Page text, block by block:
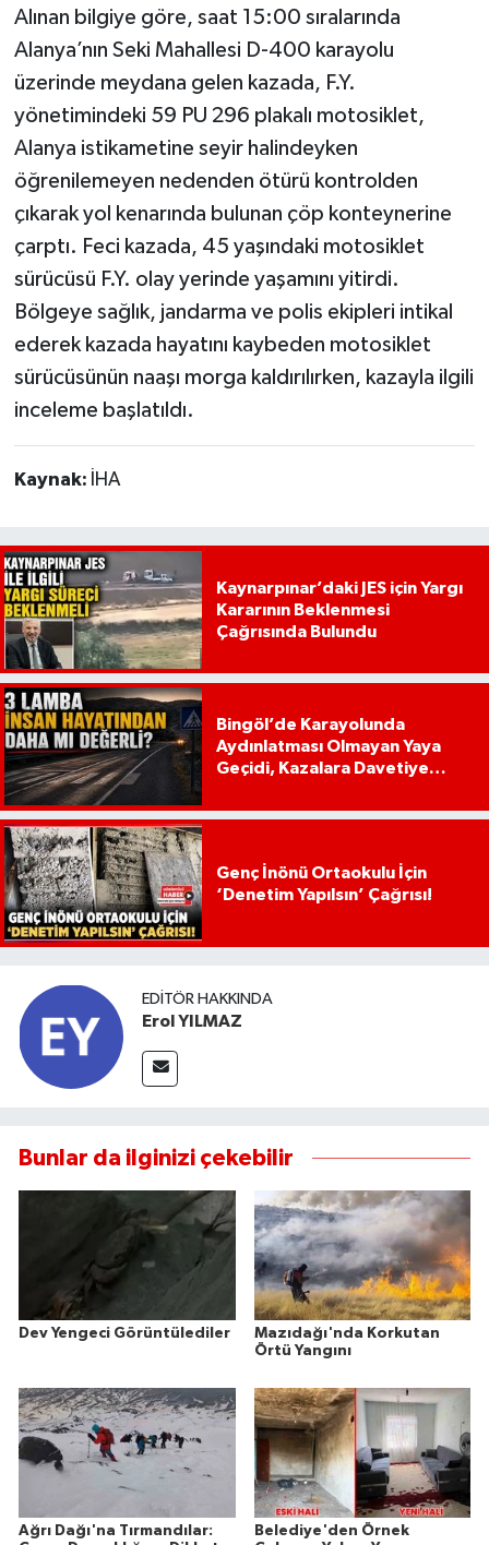
Alınan bilgiye göre, saat 15:00 sıralarında
Alanya’nın Seki Mahallesi D-400 karayolu
üzerinde meydana gelen kazada, F.Y.
yönetimindeki 59 PU 296 plakalı motosiklet,
Alanya istikametine seyir halindeyken
öğrenilemeyen nedenden ötürü kontrolden
çıkarak yol kenarında bulunan çöp konteynerine
çarptı. Feci kazada, 45 yaşındaki motosiklet
sürücüsü F.Y. olay yerinde yaşamını yitirdi.
Bölgeye sağlık, jandarma ve polis ekipleri intikal
ederek kazada hayatını kaybeden motosiklet
sürücüsünün naaşı morga kaldırılırken, kazayla ilgili
inceleme başlatıldı.
Kaynak: İHA
Kaynarpınar’daki JES için Yargı
Kararının Beklenmesi
Çağrısında Bulundu
Bingöl’de Karayolunda
Aydınlatması Olmayan Yaya
Geçidi, Kazalara Davetiye
Genç İnönü Ortaokulu İçin
‘Denetim Yapılsın’ Çağrısı!
EDITÖR HAKKINDA
Erol YILMAZ
Bunlar da ilginizi çekebilir
Dev Yengeci Görüntülediler
Mazıdağı'nda Korkutan
Örtü Yangını
Ağrı Dağı'na Tırmandılar:
Belediye'den Örnek
YAYLADERE
YEDİSU